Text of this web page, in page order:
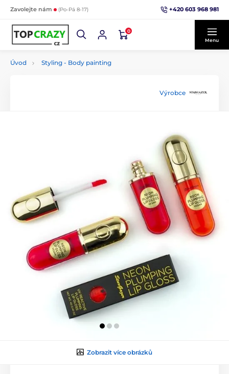
Zavolejte nám (Po-Pá 8-17) +420 603 968 981
0
Menu
Úvod Styling - Body painting
Výrobce
Zobrazit více obrázků